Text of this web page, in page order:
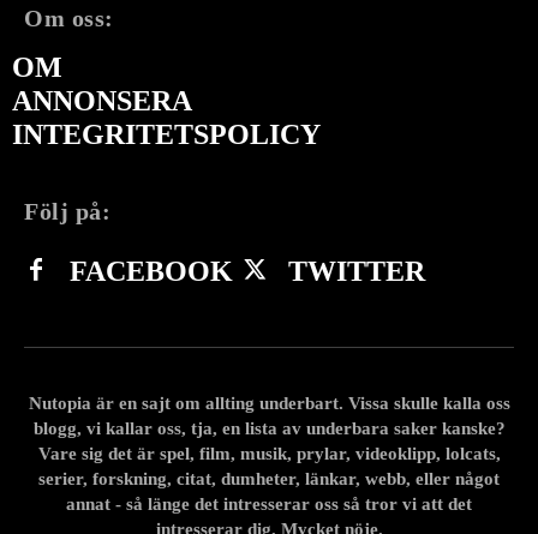
Om oss:
OM
ANNONSERA
INTEGRITETSPOLICY
Följ på:
FACEBOOK TWITTER
Nutopia är en sajt om allting underbart. Vissa skulle kalla oss
blogg, vi kallar oss, tja, en lista av underbara saker kanske?
Vare sig det är spel, film, musik, prylar, videoklipp, lolcats,
serier, forskning, citat, dumheter, länkar, webb, eller något
annat - så länge det intresserar oss så tror vi att det
intresserar dig. Mycket nöje.